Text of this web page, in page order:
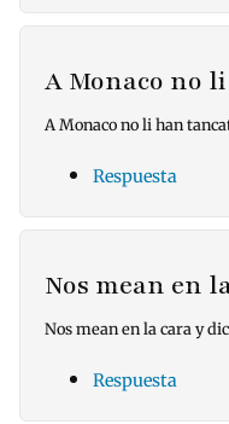
A Monaco no
A Monaco no li han
Respuesta
Nos mean en
Nos mean en la cara y
Respuesta